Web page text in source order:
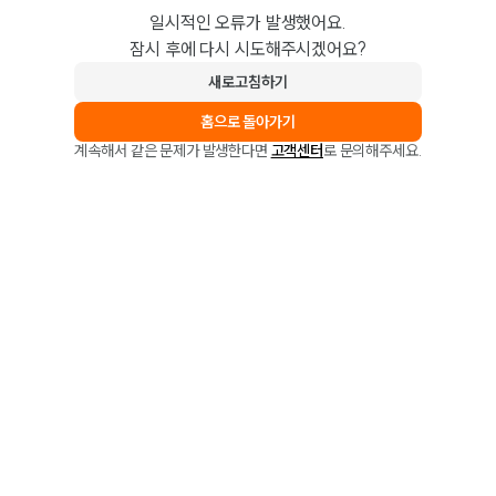
일시적인 오류가 발생했어요.
잠시 후에 다시 시도해주시겠어요?
새로고침하기
홈으로 돌아가기
계속해서 같은 문제가 발생한다면 고객센터로 문의해주세요.